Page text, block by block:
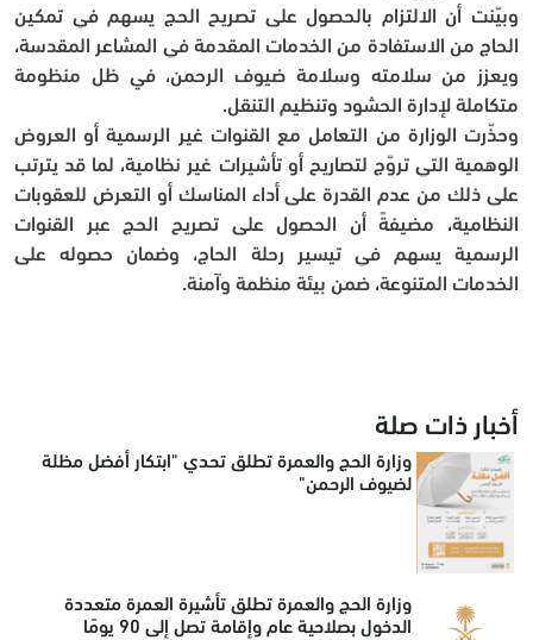
متكاملة لإدارة الحشود وتنظيم التنقل.
الخدمات المتنوعة، ضمن بيئة منظمة وآمنة.
أخبار ذات صلة
وزارة الحج والعمرة تطلق تحدي "ابتكار أفضل مظلة
لضيوف الرحمن"
وزارة الحج والعمرة تطلق تأشيرة العمرة متعددة
الدخول بصلاحية عام وإقامة تصل إلى 90 يومًا